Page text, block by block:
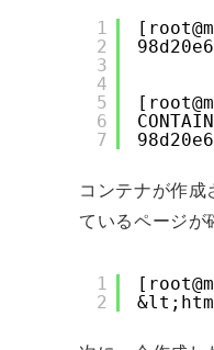
1
2
3
4
5
6
7
コンテナが作
ているページが
1
2